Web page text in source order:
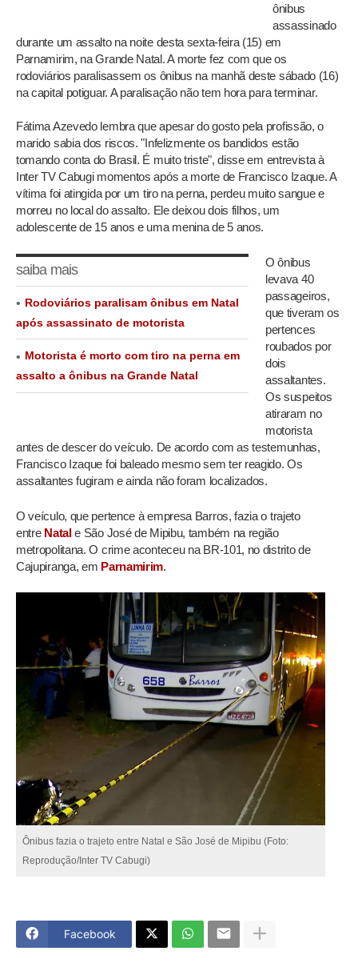
ônibus
assassinado
durante um assalto na noite desta sexta-feira (15) em
Parnamirim, na Grande Natal. A morte fez com que os
rodoviários paralisassem os ônibus na manhã deste sábado (16)
na capital potiguar. A paralisação não tem hora para terminar.
Fátima Azevedo lembra que apesar do gosto pela profissão, o
marido sabia dos riscos. "Infelizmente os bandidos estão
tomando conta do Brasil. É muito triste", disse em entrevista à
Inter TV Cabugi momentos após a morte de Francisco Izaque. A
vítima foi atingida por um tiro na perna, perdeu muito sangue e
morreu no local do assalto. Ele deixou dois filhos, um
adolescente de 15 anos e uma menina de 5 anos.
saiba mais
Rodoviários paralisam ônibus em Natal
após assassinato de motorista
Motorista é morto com tiro na perna em
assalto a ônibus na Grande Natal
O ônibus
levava 40
passageiros,
que tiveram os
pertences
roubados por
dois
assaltantes.
Os suspeitos
atiraram no
motorista
antes de descer do veículo. De acordo com as testemunhas,
Francisco Izaque foi baleado mesmo sem ter reagido. Os
assaltantes fugiram e ainda não foram localizados.
O veículo, que pertence à empresa Barros, fazia o trajeto
entre Natale São José de Mipibu, também na região
metropolitana. O crime aconteceu na BR-101, no distrito de
Cajupiranga, em Parnamirim.
Ônibus fazia o trajeto entre Natal e São José de Mipibu (Foto:
Reprodução/Inter TV Cabugi)
Facebook